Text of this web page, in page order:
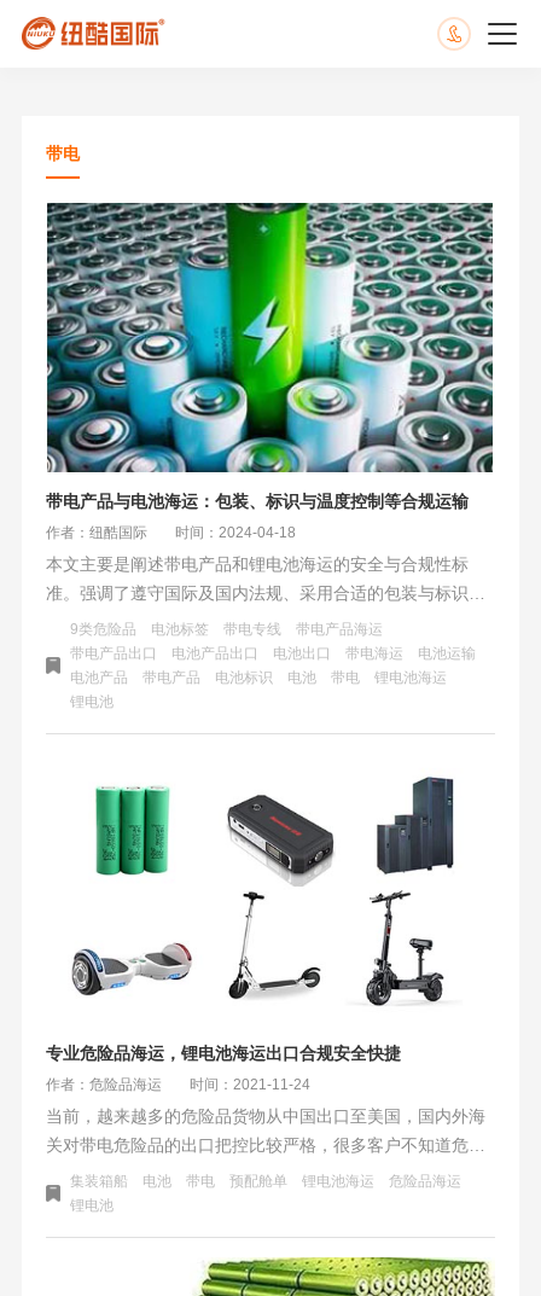
带电
带电产品与电池海运：包装、标识与温度控制等合规运输
作者：纽酷国际 时间：2024-04-18
本文主要是阐述带电产品和锂电池海运的安全与合规性标
准。强调了遵守国际及国内法规、采用合适的包装与标识、
控制运输温度、隔离包装以防短路、准备必要文件与沟通，
以及加强内部管理与员工培训的重要性。
9类危险品 电池标签 带电专线
带电产品海运
带电产品出口
电池产品出口 电池出口 带电海运
电池运输
电池产品
带电产品 电池标识 电池 带电
锂电池海运
锂电池
专业危险品海运，锂电池海运出口合规安全快捷
作者：危险品海运 时间：2021-11-24
当前，越来越多的危险品货物从中国出口至美国，国内外海
关对带电危险品的出口把控比较严格，很多客户不知道危险
品海运出口需要什么资料，哪些流程需要注意哪些问题，一
起往下看看！电池有很多种类，归类为9类危险品电池，需要
集装箱船 电池 带电 预配舱单 锂电池海运
危险品海运
锂电池